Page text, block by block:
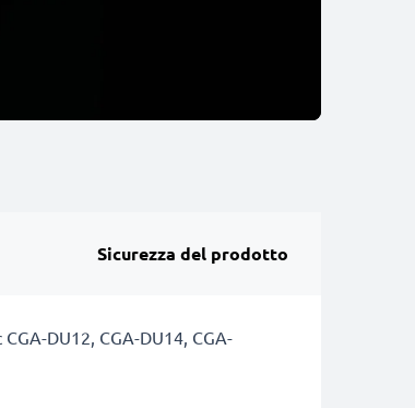
Sicurezza del prodotto
DU12, CGA-DU14, CGA-